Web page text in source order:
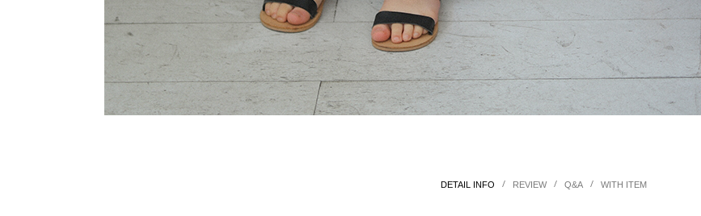
DETAIL INFO / REVIEW/ Q&A/ WITH ITEM